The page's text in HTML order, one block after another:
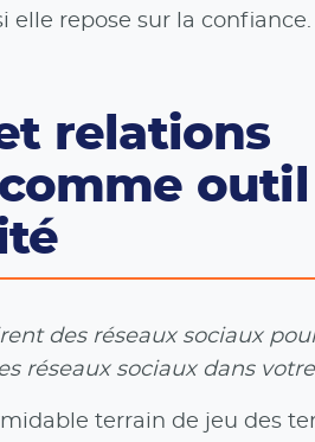
elle repose sur la confiance.
relations
des réseaux sociaux
réseaux sociaux dans
terrain de jeu des